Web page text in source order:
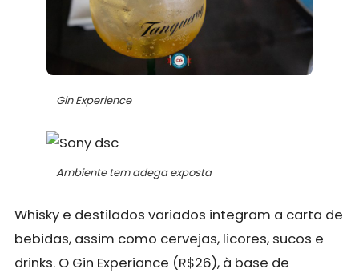
Gin Experience
Ambiente tem adega exposta
Whisky e destilados variados integram a carta de
bebidas, assim como cervejas, licores, sucos e
drinks. O Gin Experiance (R$26), à base de